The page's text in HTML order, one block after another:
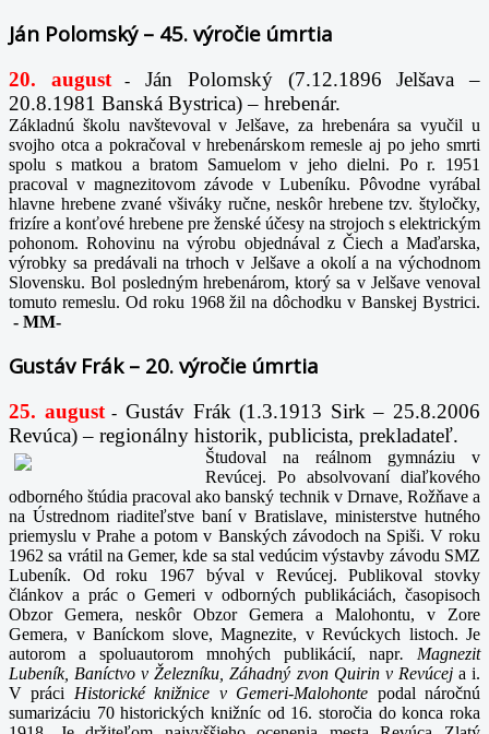
Ján Polomský – 45. výročie úmrtia
20. august-
Ján Polomský (7.12.1896 Jelšava –
20.8.1981 Banská Bystrica) – hrebenár.
Základnú školu navštevoval v Jelšave, za hrebenára sa vyučil u
svojho otca a pokračoval v hrebenárskom remesle aj po jeho smrti
spolu s matkou a bratom Samuelom v jeho dielni. Po r. 1951
pracoval v magnezitovom závode v Lubeníku. Pôvodne vyrábal
hlavne hrebene zvané všiváky ručne, neskôr hrebene tzv. štyločky,
frizíre a konťové hrebene pre ženské účesy na strojoch s elektrickým
pohonom. Rohovinu na výrobu objednával z Čiech a Maďarska,
výrobky sa predávali na trhoch v Jelšave a okolí a na východnom
Slovensku. Bol posledným hrebenárom, ktorý sa v Jelšave venoval
tomuto remeslu. Od roku 1968 žil na dôchodku v Banskej Bystrici.
- MM-
Gustáv Frák – 20. výročie úmrtia
25. august- Gustáv Frák (1.3.1913 Sirk – 25.8.2006
Revúca) – regionálny historik, publicista, prekladateľ.
Študoval na reálnom gymnáziu v
Revúcej. Po absolvovaní diaľkového
odborného štúdia pracoval ako banský technik v Drnave, Rožňave a
na Ústrednom riaditeľstve baní v Bratislave, ministerstve hutného
priemyslu v Prahe a potom v Banských závodoch na Spiši. V roku
1962 sa vrátil na Gemer, kde sa stal vedúcim výstavby závodu SMZ
Lubeník. Od roku 1967 býval v Revúcej. Publikoval stovky
článkov a prác o Gemeri v odborných publikáciách, časopisoch
Obzor Gemera, neskôr Obzor Gemera a Malohontu, v Zore
Gemera, v Baníckom slove, Magnezite, v Revúckych listoch. Je
autorom a spoluautorom mnohých publikácií, napr. Magnezit
Lubeník, Baníctvo v Železníku, Záhadný zvon Quirin v Revúcej a i.
V práci Historické knižnice v Gemeri-Malohonte podal náročnú
sumarizáciu 70 historických knižníc od 16. storočia do konca roka